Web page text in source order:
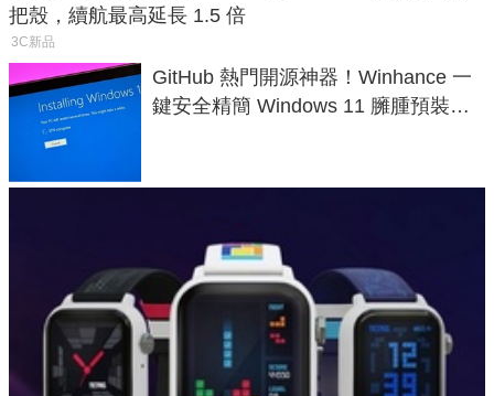
把殼，續航最高延長 1.5 倍
3C新品
GitHub 熱門開源神器！Winhance 一
鍵安全精簡 Windows 11 臃腫預裝軟